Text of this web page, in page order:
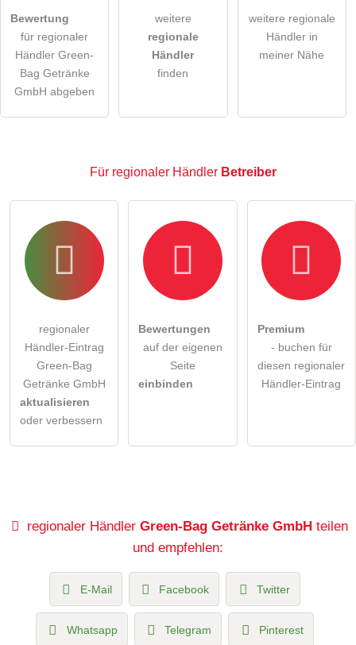
Hinweis: Bitte beachten Sie, öffentliche Fragen sindfür
alle Besucher sichtbar
Klicken Sie hier um eine
Bewertung
für regionaler
Händler Green-
Bag Getränke
GmbH abgeben
weitere
regionale
Händler
finden
weitere regionale
Händler in
meiner Nähe
Für regionaler Händler Betreiber
regionaler
Händler-Eintrag
Green-Bag
Getränke GmbH
aktualisieren
oder verbessern
Bewertungen
auf der eigenen
Seite
einbinden
Premium
- buchen für
diesen regionaler
Händler-Eintrag
regionaler Händler Green-Bag Getränke GmbHteilen
und empfehlen:
E-Mail Facebook Twitter
Whatsapp Telegram Pinterest